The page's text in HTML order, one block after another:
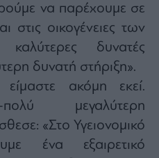
να παρέχουμε σε
στις οικογένειες των
δυνατές
δυνατή στήριξη».
ακόμη εκεί.
πολύ μεγαλύτερη
«Στο Υγειονομικό
ένα εξαιρετικό